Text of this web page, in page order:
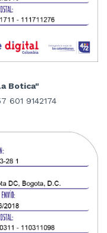
Botica"
601 9142174